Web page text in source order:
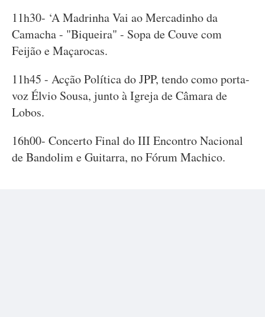
11h30- ‘A Madrinha Vai ao Mercadinho da
Camacha - "Biqueira" - Sopa de Couve com
Feijão e Maçarocas.
11h45 - Acção Política do JPP, tendo como porta-
voz Élvio Sousa, junto à Igreja de Câmara de
Lobos.
16h00- Concerto Final do III Encontro Nacional
de Bandolim e Guitarra, no Fórum Machico.